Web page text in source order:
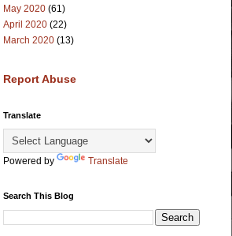
May 2020 (61)
April 2020 (22)
March 2020 (13)
Report Abuse
Translate
Powered by Translate
Search This Blog